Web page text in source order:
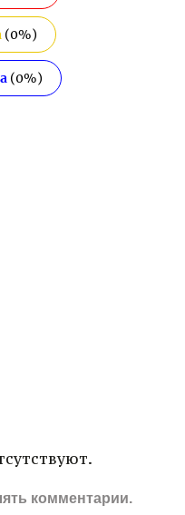
(0%)
(0%)
комментарии.